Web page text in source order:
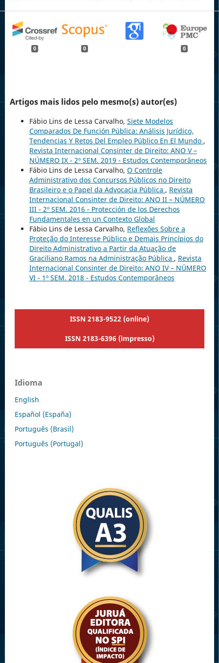
0 0 0
Artigos mais lidos pelo mesmo(s) autor(es)
Fábio Lins de Lessa Carvalho, Siete Modelos
Comparados De Función Pública: Análisis Jurídico,
Tendencias Y Retos Del Empleo Público En El Mundo ,
Revista Internacional Consinter de Direito: ANO V –
NÚMERO IX - 2º SEM. 2019 - Estudos Contemporâneos
Fábio Lins de Lessa Carvalho, O Controle
Administrativo dos Concursos Públicos no Direito
Brasileiro e o Papel da Advocacia Pública , Revista
Internacional Consinter de Direito: ANO II – NÚMERO
III - 2º SEM. 2016 - Protección de los Derechos
Fundamentales en un Contexto Global
Fábio Lins de Lessa Carvalho, Reflexões Sobre a
Proteção do Interesse Público e Demais Princípios do
Direito Administrativo a Partir da Atuação de
Graciliano Ramos na Administração Pública , Revista
Internacional Consinter de Direito: ANO IV – NÚMERO
VI - 1º SEM. 2018 - Estudos Contemporâneos
ISSN 2183-9522 (online)
ISSN 2183-6396 (impresso)
Idioma
English
Español (España)
Português (Brasil)
Português (Portugal)